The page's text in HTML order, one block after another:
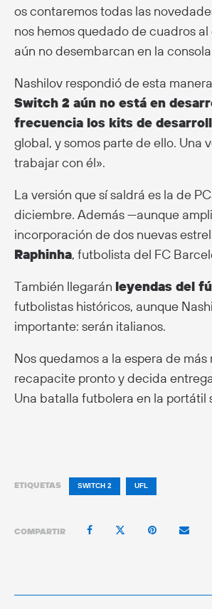
os contaremos todas las
nos hemos quedado de cuadros
aún no desembarcan en la
Nashilov respondió de esta
Switch 2 aún no está en
frecuencia los kits de
global, y somos parte de ello. Una
trabajar con él».
La versión que sí saldrá es la de
diciembre. Además —aunque
incorporación de dos nuevas
Raphinha, futbolista del FC
También llegarán leyendas del
futbolistas históricos, aunque
importante: serán italianos.
Nos quedamos a la espera de
recapacite pronto y decida
Una batalla futbolera en la portátil
ETIQUETAS SWITCH 2 UFL
COMPARTIR